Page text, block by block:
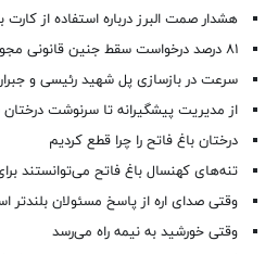
هشدار صمت البرز درباره استفاده از کارت
۸۱ درصد درخواست‌ سقط جنین قانونی مجوز گرفت
سرعت در بازسازی پل شهید رئیسی و
از مدیریت پیشگیرانه تا سرنوشت درختان
درختان باغ فاتح را چرا قطع کردیم
تنه‌های کهنسال باغ فاتح می‌توانستند
وقتی صدای اره از پاسخ مسئولان بلندتر
وقتی خورشید به نیمه راه می‌رسد